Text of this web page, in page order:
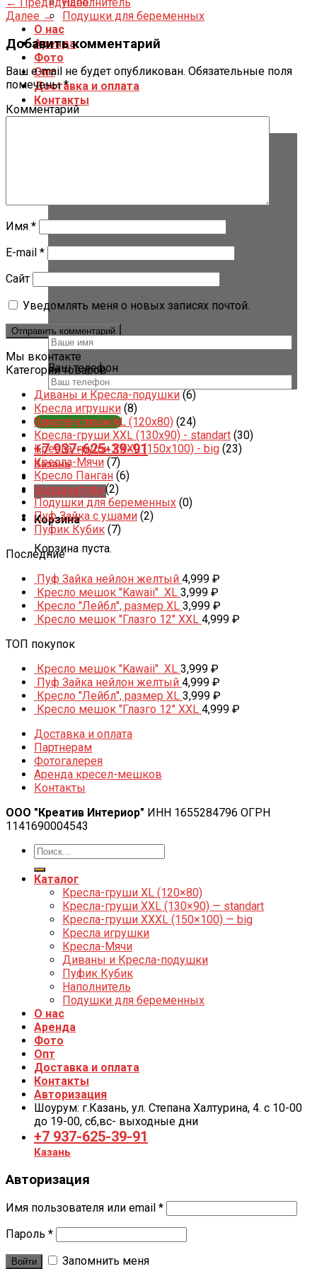
Подушки для беременных
О нас
Аренда
Фото
Опт
Доставка и оплата
Контакты
Ваше имя *
Ваш телефон
Заказать звонок
+7 937-625-39-91
Казань
Корзина /0₽
Корзина
Корзина пуста.
Далее →
Добавить комментарий
Ваш e-mail не будет опубликован. Обязательные поля
помечены*
Комментарий
Имя *
E-mail *
Сайт
Уведомлять меня о новых записях почтой.
Мы вконтакте
Категории товаров
Диваны и Кресла-подушки (6)
Кресла игрушки (8)
Кресла-груши XL (120x80) (24)
Кресла-груши XXL (130x90) - standart (30)
Кресла-груши XXXL (150x100) - big (23)
Кресла-Мячи (7)
Кресло Панган (6)
Наполнитель (2)
Подушки для беременных (0)
Пуф Зайка с ушами (2)
Пуфик Кубик (7)
Последние
Пуф Зайка нейлон желтый 4,999 ₽
Кресло мешок "Kawaii" XL 3,999 ₽
Кресло "Лейбл", размер XL 3,999 ₽
Кресло мешок "Глазго 12" XXL 4,999 ₽
ТОП покупок
Кресло мешок "Kawaii" XL 3,999 ₽
Пуф Зайка нейлон желтый 4,999 ₽
Кресло "Лейбл", размер XL 3,999 ₽
Кресло мешок "Глазго 12" XXL 4,999 ₽
Доставка и оплата
Партнерам
Фотогалерея
Аренда кресел-мешков
Контакты
ООО "Креатив Интериор" ИНН 1655284796 ОГРН
1141690004543
Каталог
Кресла-груши XL (120×80)
Кресла-груши XXL (130×90) — standart
Кресла-груши XXXL (150×100) — big
Кресла игрушки
Кресла-Мячи
Диваны и Кресла-подушки
Пуфик Кубик
Наполнитель
Подушки для беременных
О нас
Аренда
Фото
Опт
Доставка и оплата
Контакты
Авторизация
Шоурум: г.Казань, ул. Степана Халтурина, 4. с 10-00
до 19-00, cб,вс- выходные дни
+7 937-625-39-91
Казань
Авторизация
Имя пользователя или email *
Пароль *
Войти Запомнить меня